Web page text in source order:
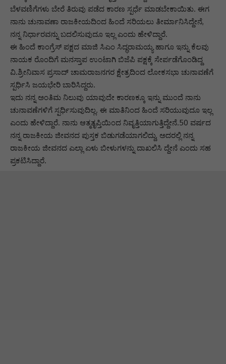
ಬೆಳವಣಿಗೆಗಳು ಬೇರೆ ತಿರುವು ಪಡೆದ ಕಾರಣ ಸ್ಪರ್ಧೆ ಮಾಡಬೇಕಾಯಿತು. ಈಗ
ನಾನು ಚುನಾವಣಾ ರಾಜಕೀಯದಿಂದ ಹಿಂದೆ ಸರಿಯಲು ತೀರ್ಮಾನಿಸಿದ್ದೇನೆ,
ನನ್ನ ನಿರ್ಧಾರವನ್ನು ಬದಲಿಸುವುದೂ ಇಲ್ಲ ಎಂದು ಹೇಳಿದ್ದಾರೆ.
ಈ ಹಿಂದೆ ಕಾಂಗ್ರೆಸ್ ಪಕ್ಷದ ಮಾಜಿ ಸಿಎಂ ಸಿದ್ಧರಾಮಯ್ಯ ಹಾಗೂ ಇನ್ನು ಕೆಲವು
ನಾಯಕ ರೊಂದಿಗೆ ಮನಸ್ತಾಪ ಉಂಟಾಗಿ ಬಿಜೆಪಿ ಪಕ್ಷಕ್ಕೆ ಸೇರ್ಪಡೆಗೊಂಡಿದ್ದ
ವಿ.ಶ್ರೀನಿವಾಸ ಪ್ರಸಾದ್ ಚಾಮರಾಜನಗರ ಕ್ಷೇತ್ರದಿಂದ ಲೋಕಸಭಾ ಚುನಾವಣೆಗೆ
ಸ್ಪರ್ಧಿಸಿ ಜಯಭೇರಿ ಬಾರಿಸಿದ್ದರು.
ಇದು ನನ್ನ ಅಂತಿಮ ನಿಲುವು ಯಾವುದೇ ಕಾರಣಕ್ಕೂ ಇನ್ನು ಮುಂದೆ ನಾನು
ಚುನಾವಣೆಗಳಿಗೆ ಸ್ಪರ್ಧಿಸುವುದಿಲ್ಲ. ಈ‌ ಮಾತಿನಿಂದ ಹಿಂದೆ ಸರಿಯುವುದೂ ಇಲ್ಲ
ಎಂದು ಹೇಳಿದ್ದಾರೆ. ನಾನು ಆತ್ಮತೃಪ್ತಿಯಿಂದ ನಿವೃತ್ತಿಯಾಗುತ್ತಿದ್ದೇನೆ.50 ವರ್ಷದ
ನನ್ನ ರಾಜಕೀಯ ಜೀವನದ ಪುಸ್ತಕ ಬಿಡುಗಡೆಯಾಗಲಿದ್ದು, ಅದರಲ್ಲಿ ನನ್ನ
ರಾಜಕೀಯ ಜೀವನದ ಎಲ್ಲಾ ಏಳು ಬೀಳುಗಳನ್ನು ದಾಖಲಿಸಿ ದ್ದೇನೆ ಎಂದು ಸಹ
ಪ್ರಕಟಿಸಿದ್ದಾರೆ.